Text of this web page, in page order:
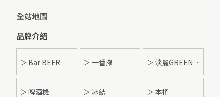
全站地圖
品牌介紹
＞ Bar BEER ＞ 一番搾 ＞ 淡麗GREEN LABEL
＞ 啤酒機 ＞ 冰結 ＞ 本搾